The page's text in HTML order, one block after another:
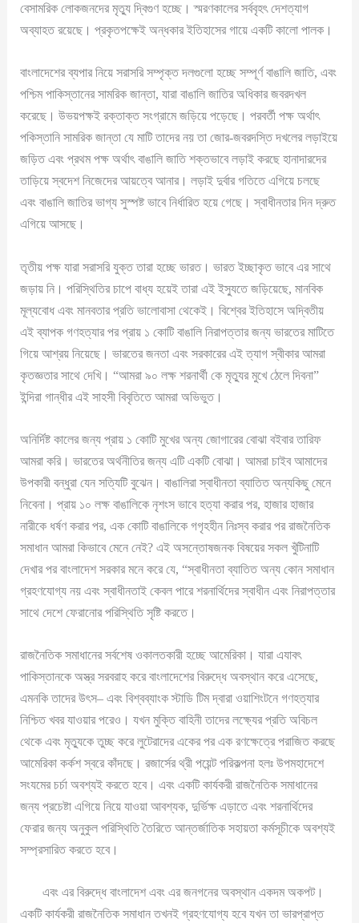
বেসামরিক লোকজনদের মৃত্যু দ্বিগুণ হচ্ছে। স্মরণকালের সর্ববৃহৎ দেশত্যাগ
অব্যাহত রয়েছে। প্রকৃতপক্ষেই অন্ধকার ইতিহাসের গায়ে একটি কালো পালক।
বাংলাদেশের ব্যপার নিয়ে সরাসরি সম্পৃক্ত দলগুলো হচ্ছে সম্পূর্ণ বাঙালি জাতি, এবং
পশ্চিম পাকিস্তানের সামরিক জান্তা, যারা বাঙালি জাতির অধিকার জবরদখল
করেছে। উভয়পক্ষই রক্তাক্ত সংগ্রামে জড়িয়ে পড়েছে। পরবর্তী পক্ষ অর্থাৎ
পকিস্তানি সামরিক জান্তা যে মাটি তাদের নয় তা জোর-জবরদস্তি দখলের লড়াইয়ে
জড়িত এবং প্রথম পক্ষ অর্থাৎ বাঙালি জাতি শক্তভাবে লড়াই করছে হানাদারদের
তাড়িয়ে স্বদেশ নিজেদের আয়ত্বে আনার। লড়াই দুর্বার গতিতে এগিয়ে চলছে
এবং বাঙালি জাতির ভাগ্য সুস্পষ্ট ভাবে নির্ধারিত হয়ে গেছে। স্বাধীনতার দিন দ্রুত
এগিয়ে আসছে।
তৃতীয় পক্ষ যারা সরাসরি যুক্ত তারা হচ্ছে ভারত। ভারত ইচ্ছাকৃত ভাবে এর সাথে
জড়ায় নি। পরিস্থিতির চাপে বাধ্য হয়েই তারা এই ইস্যুতে জড়িয়েছে, মানবিক
মূল্যবোধ এবং মানবতার প্রতি ভালোবাসা থেকেই। বিশ্বের ইতিহাসে অদ্বিতীয়
এই ব্যাপক গণহত্যার পর প্রায় ১ কোটি বাঙালি নিরাপত্তার জন্য ভারতের মাটিতে
গিয়ে আশ্রয় নিয়েছে। ভারতের জনতা এবং সরকারের এই ত্যাগ স্বীকার আমরা
কৃতজ্ঞতার সাথে দেখি। “আমরা ৯০ লক্ষ শরনার্থী কে মৃত্যুর মুখে ঠেলে দিবনা”
ইন্দিরা গান্ধীর এই সাহসী বিবৃতিতে আমরা অভিভুত।
অনির্দিষ্ট কালের জন্য প্রায় ১ কোটি মুখের অন্য জোগারের বোঝা বইবার তারিফ
আমরা করি। ভারতের অর্থনীতির জন্য এটি একটি বোঝা। আমরা চাইব আমাদের
উপকারী বন্ধুরা যেন সত্যিটি বুঝেন। বাঙালিরা স্বাধীনতা ব্যাতিত অন্যকিছু মেনে
নিবেনা। প্রায় ১০ লক্ষ বাঙালিকে নৃশংস ভাবে হত্যা করার পর, হাজার হাজার
নারীকে ধর্ষণ করার পর, এক কোটি বাঙালিকে গগৃহহীন নিঃস্ব করার পর রাজনৈতিক
সমাধান আমরা কিভাবে মেনে নেই? এই অসন্তোষজনক বিষয়ের সকল খুঁটিনাটি
দেখার পর বাংলাদেশ সরকার মনে করে যে, “স্বাধীনতা ব্যাতিত অন্য কোন সমাধান
গ্রহণযোগ্য নয় এবং স্বাধীনতাই কেবল পারে শরনার্থিদের স্বাধীন এবং নিরাপত্তার
সাথে দেশে ফেরানোর পরিস্থিতি সৃষ্টি করতে।
রাজনৈতিক সমাধানের সর্বশেষ ওকালতকারী হচ্ছে আমেরিকা। যারা এযাবৎ
পাকিস্তানকে অস্ত্র সরবরাহ করে বাংলাদেশের বিরুদ্ধে অবস্থান করে এসেছে,
এমনকি তাদের উৎস– এবং বিশ্বব্যাংক স্টাডি টিম দ্বারা ওয়াশিংটনে গণহত্যার
নিশ্চিত খবর যাওয়ার পরেও। যখন মুক্তি বাহিনী তাদের লক্ষ্যের প্রতি অবিচল
থেকে এবং মৃত্যুকে তুচ্ছ করে লুটেরাদের একের পর এক রণক্ষেত্রে পরাজিত করছে
আমেরিকা কর্কশ স্বরে কাঁদছে। রজার্সের থ্রী পয়েন্ট পরিকল্পনা হলঃ উপমহাদেশে
সংযমের চর্চা অবশ্যই করতে হবে। এবং একটি কার্যকরী রাজনৈতিক সমাধানের
জন্য প্রচেষ্টা এগিয়ে নিয়ে যাওয়া আবশ্যক, দুর্ভিক্ষ এড়াতে এবং শরনার্থিদের
ফেরার জন্য অনুকুল পরিস্থিতি তৈরিতে আন্তর্জাতিক সহায়তা কর্মসূচীকে অবশ্যই
সম্প্রসারিত করতে হবে।
এবং এর বিরুদ্ধে বাংলাদেশ এবং এর জনগনের অবস্থান একদম অকপট।
একটি কার্যকরী রাজনৈতিক সমাধান তখনই গ্রহণযোগ্য হবে যখন তা ভারপ্রাপ্ত